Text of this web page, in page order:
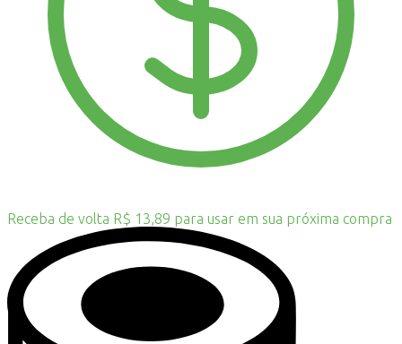
Receba de volta R$ 13,89 para usar em sua próxima compra